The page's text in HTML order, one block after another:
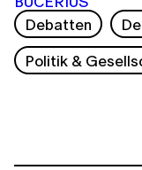
Debatten
Politik &